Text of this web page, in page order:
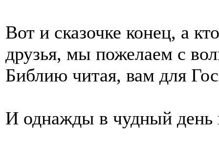
Вот и сказочке конец, а
друзья, мы пожелаем с
Библию читая, вам для
И однажды в чудный день